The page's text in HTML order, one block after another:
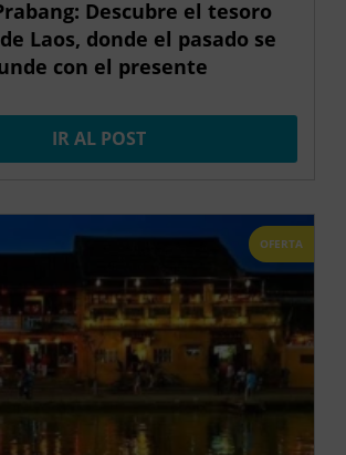
Descubre el tesoro
Laos, donde el pasado se
con el presente
IR AL POST
OFERTA